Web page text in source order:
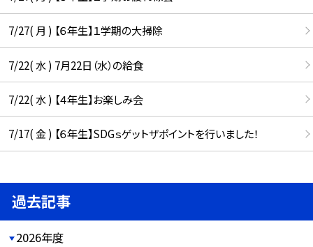
7/27( 月 ) 【６年生】１学期の大掃除
7/22( 水 ) 7月22日（水）の給食
7/22( 水 ) 【４年生】お楽しみ会
7/17( 金 ) 【６年生】SDGｓゲットザポイントを行いました！
過去記事
2026年度